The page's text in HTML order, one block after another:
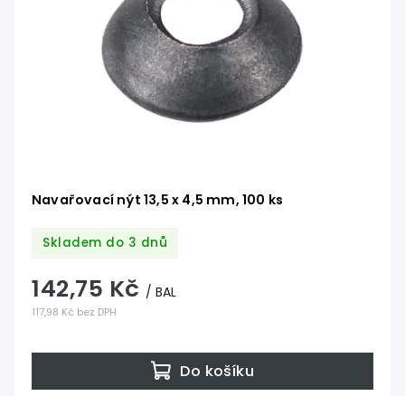
Navařovací nýt 13,5 x 4,5 mm, 100 ks
Skladem do 3 dnů
117,98 Kč bez DPH
142,75 Kč / BAL
Do košíku